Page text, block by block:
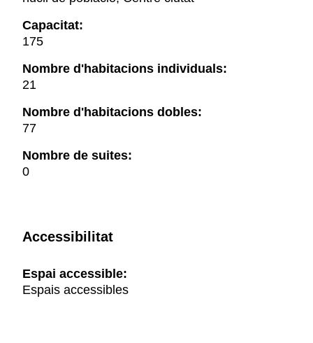
Capacitat:
175
Nombre d'habitacions individuals:
21
Nombre d'habitacions dobles:
77
Nombre de suites:
0
Accessibilitat
Espai accessible:
Espais accessibles